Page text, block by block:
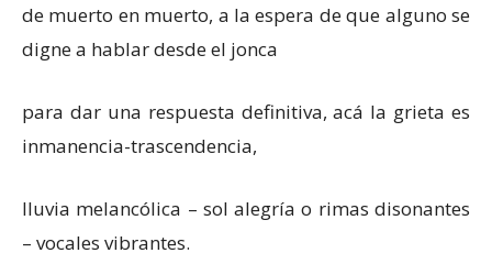
de muerto en muerto, a la espera de que alguno se
digne a hablar desde el jonca
para dar una respuesta definitiva, acá la grieta es
inmanencia-trascendencia,
lluvia melancólica – sol alegría o rimas disonantes
– vocales vibrantes.